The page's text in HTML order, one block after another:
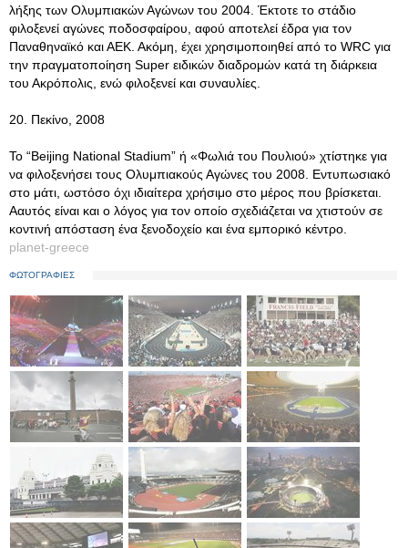
λήξης των Ολυμπιακών Αγώνων του 2004. Έκτοτε το στάδιο
φιλοξενεί αγώνες ποδοσφαίρου, αφού αποτελεί έδρα για τον
Παναθηναϊκό και ΑΕΚ. Ακόμη, έχει χρησιμοποιηθεί από το WRC για
την πραγματοποίηση Super ειδικών διαδρομών κατά τη διάρκεια
του Ακρόπολις, ενώ φιλοξενεί και συναυλίες.
20. Πεκίνο, 2008
Το “Beijing National Stadium” ή «Φωλιά του Πουλιού» χτίστηκε για
να φιλοξενήσει τους Ολυμπιακούς Αγώνες του 2008. Εντυπωσιακό
στο μάτι, ωστόσο όχι ιδιαίτερα χρήσιμο στο μέρος που βρίσκεται.
Ααυτός είναι και ο λόγος για τον οποίο σχεδιάζεται να χτιστούν σε
κοντινή απόσταση ένα ξενοδοχείο και ένα εμπορικό κέντρο.
planet-greece
ΦΩΤΟΓΡΑΦΙΕΣ